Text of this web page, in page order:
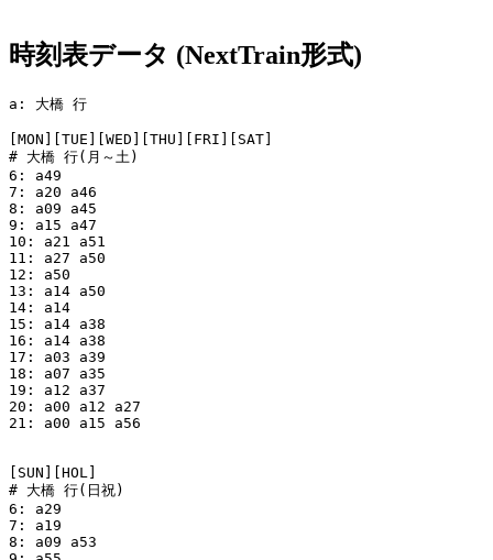
時刻表データ (NextTrain形式)
a: 大橋 行
[MON][TUE][WED][THU][FRI][SAT]
# 大橋 行(月～土)
6: a49
7: a20 a46
8: a09 a45
9: a15 a47
10: a21 a51
11: a27 a50
12: a50
13: a14 a50
14: a14
15: a14 a38
16: a14 a38
17: a03 a39
18: a07 a35
19: a12 a37
20: a00 a12 a27
21: a00 a15 a56
[SUN][HOL]
# 大橋 行(日祝)
6: a29
7: a19
8: a09 a53